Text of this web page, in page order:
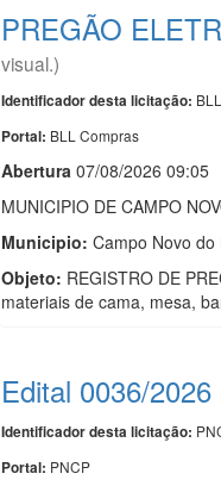
PREGÃO
visual.)
Identificador desta licitação:
Portal: BLL Compras
Abertura 07/08/2026 09:05
MUNICIPIO DE CAMPO
Municipio: Campo Novo do
Objeto: REGISTRO DE
materiais de cama, mesa,
Edital 0036/2026
Identificador desta licitação:
Portal: PNCP